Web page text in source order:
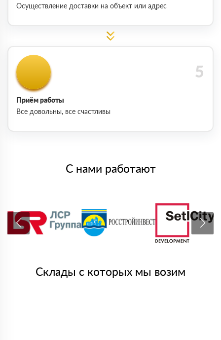
Осуществление доставки на объект или адрес
Приём работы
Все довольны, все счастливы
С нами работают
Склады с которых мы возим